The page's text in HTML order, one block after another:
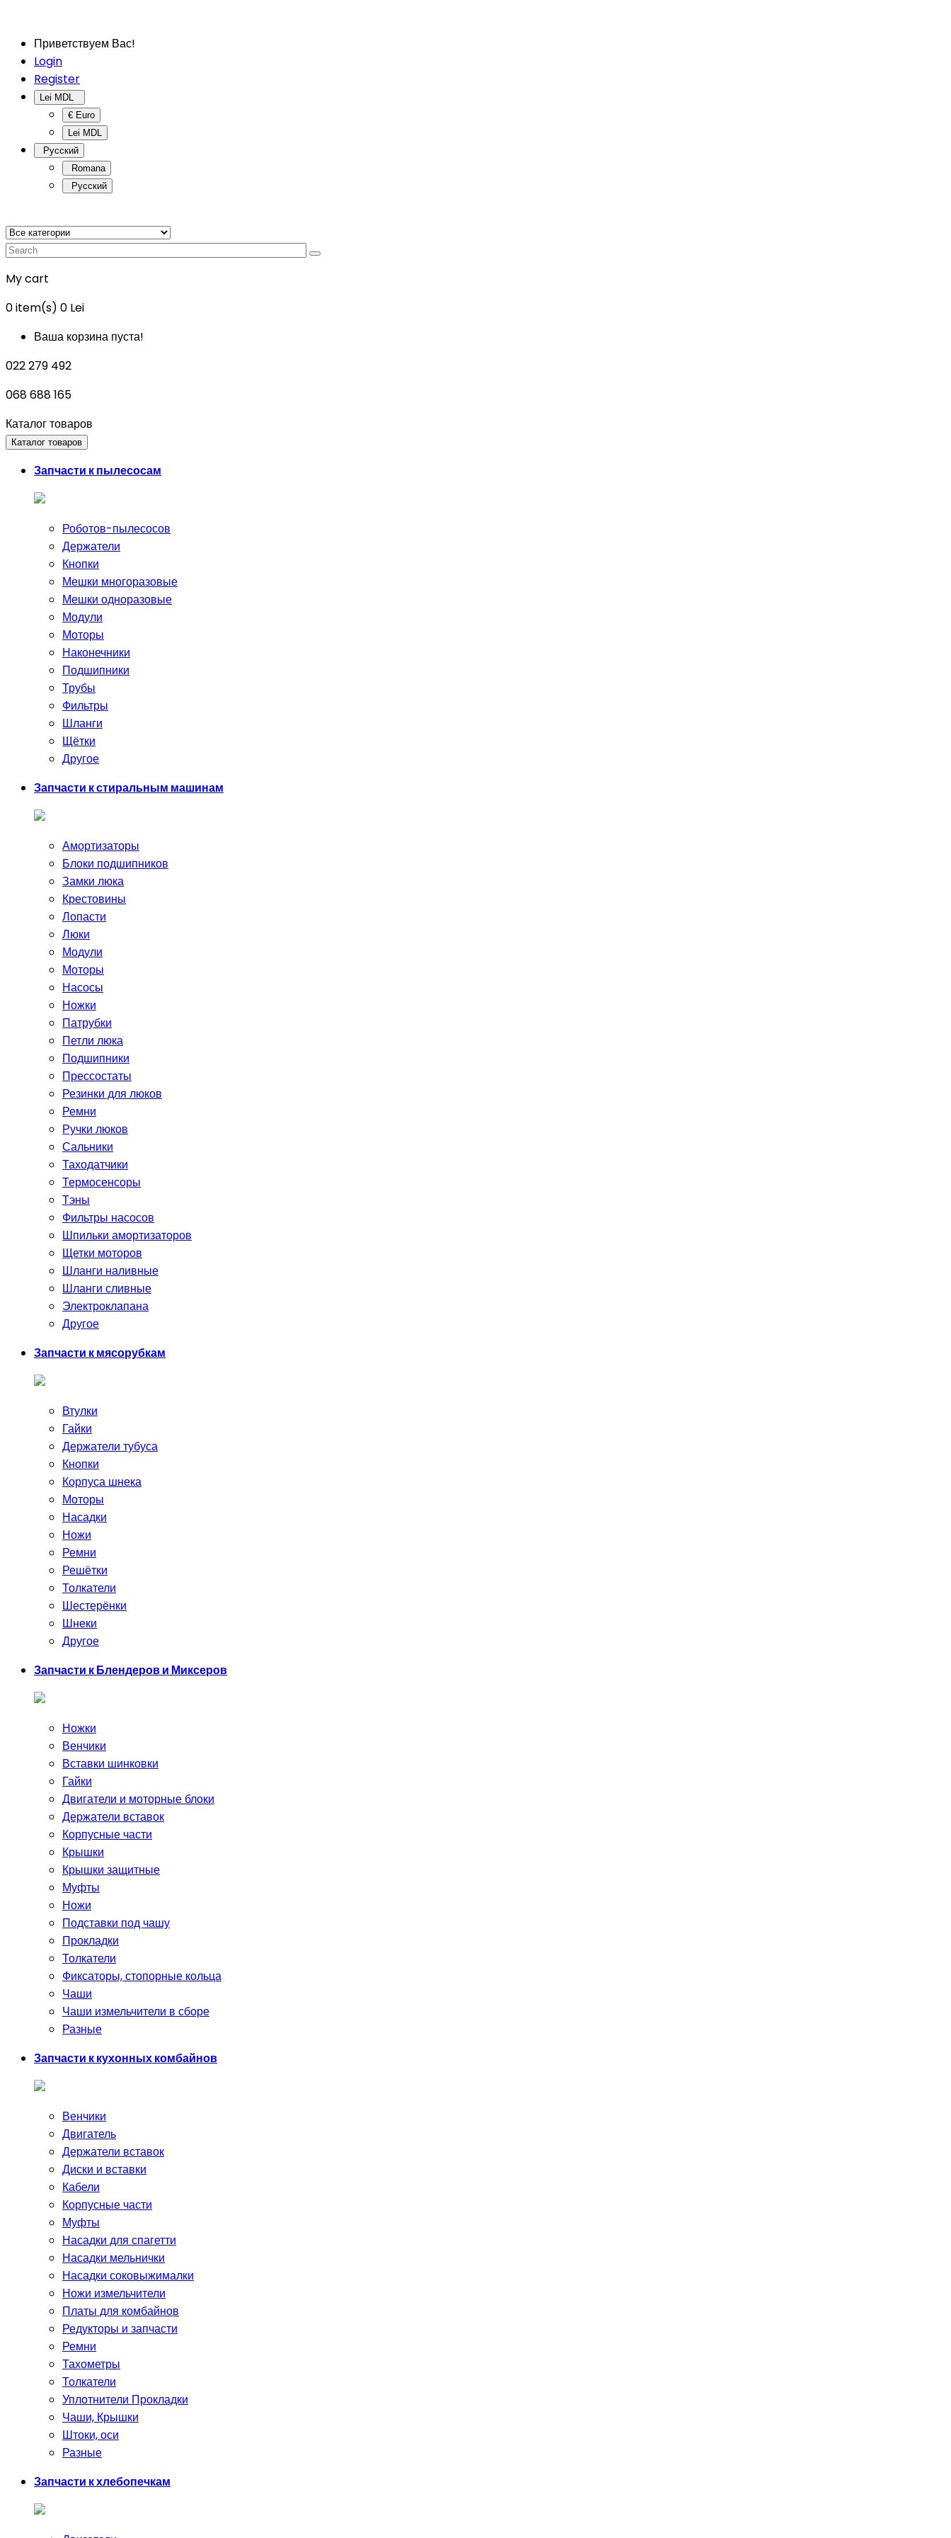
Приветствуем Вас!
Login
Register
€ Euro
Lei MDL
Русский
Romana
Русский
My cart
0item(s) 0 Lei
Ваша корзина пуста!
022 279 492
068 688 165
Каталог товаров
Каталог товаров
Запчасти к пылесосам
Роботов-пылесосов
Держатели
Кнопки
Мешки многоразовые
Мешки одноразовые
Модули
Моторы
Наконечники
Подшипники
Трубы
Фильтры
Шланги
Щётки
Другое
Запчасти к стиральным машинам
Амортизаторы
Блоки подшипников
Замки люка
Крестовины
Лопасти
Люки
Модули
Моторы
Насосы
Ножки
Патрубки
Петли люка
Подшипники
Прессостаты
Резинки для люков
Ремни
Ручки люков
Сальники
Таходатчики
Термосенсоры
Тэны
Фильтры насосов
Шпильки амортизаторов
Щетки моторов
Шланги наливные
Шланги сливные
Электроклапана
Другое
Запчасти к мясорубкам
Втулки
Гайки
Держатели тубуса
Кнопки
Корпуса шнека
Моторы
Насадки
Ножи
Ремни
Решётки
Толкатели
Шестерёнки
Шнеки
Другое
Запчасти к Блендеров и Миксеров
Ножки
Венчики
Вставки шинковки
Гайки
Двигатели и моторные блоки
Держатели вставок
Корпусные части
Крышки
Крышки защитные
Муфты
Ножи
Подставки под чашу
Прокладки
Толкатели
Фиксаторы, стопорные кольца
Чаши
Чаши измельчители в сборе
Разные
Запчасти к кухонных комбайнов
Венчики
Двигатель
Держатели вставок
Диски и вставки
Кабели
Корпусные части
Муфты
Насадки для спагетти
Насадки мельнички
Насадки соковыжималки
Ножи измельчители
Платы для комбайнов
Редукторы и запчасти
Ремни
Тахометры
Толкатели
Уплотнители Прокладки
Чаши, Крышки
Штоки, оси
Разные
Запчасти к хлебопечкам